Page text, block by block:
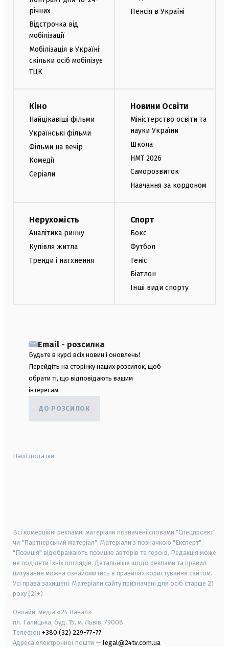
річних
Відстрочка від
мобілізації
Мобілізація в Україні:
скільки осіб мобілізує
ТЦК
Пенсія в Україні
Кіно
Найцікавіші фільми
Українські фільми
Фільми на вечір
Комедії
Серіали
Новини Освіти
Міністерство освіти та
науки України
Школа
НМТ 2026
Саморозвиток
Навчання за кордоном
Нерухомість
Аналітика ринку
Купівля житла
Тренди і натхнення
Спорт
Бокс
Футбол
Теніс
Біатлон
Інші види спорту
Email - розсилка
Будьте в курсі всіх новин і оновлень!
Перейдіть на сторінку наших розсилок, щоб
обрати ті, що відповідають вашим
інтересам.
ДО РОЗСИЛОК
Наші додатки:
Всі комерційні рекламні матеріали позначені словами "Спецпроєкт"
чи "Партнерський матеріал". Матеріали з позначкою "Експерт",
"Позиція" відображають позицію авторів та героїв. Редакція може
не поділяти їхніх поглядів. Детальніше щодо реклами та правил
цитування можна ознайомитись в правилах користування сайтом.
Усі права захищені. Матеріали сайту призначені для осіб старше 21
року (21+)
Онлайн-медіа «24 Канал»
пл. Галицька, буд. 15, м. Львів, 79008
Телефон +380 (32) 229-77-77
Адреса електронної пошти — legal@24tv.com.ua